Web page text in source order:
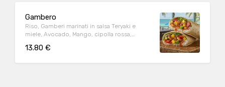
Gambero
Riso, Gamberi marinati in salsa Teryaki e
miele, Avocado, Mango, cipolla rossa,
crispy onion
13.80 €